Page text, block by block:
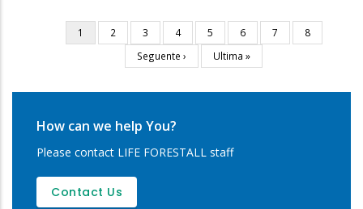
Pagination
Current
page
1 Page
2 Page
3 Page
4 Page
5 Page
6 Page
7 Page
8
Next
page
Seguente ›
Last
page
Ultima »
How can we help You?
Please contact LIFE FORESTALL staff
Contact Us